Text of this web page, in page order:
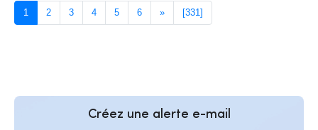
1 2 3 4 5 6 » [331]
Créez une alerte e-mail